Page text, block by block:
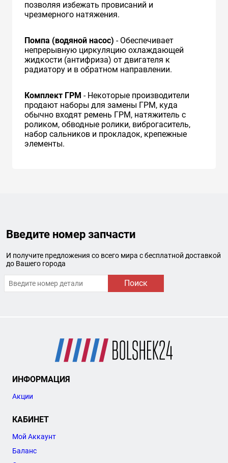
позволяя избежать провисаний и
чрезмерного натяжения.
Помпа (водяной насос) - Обеспечивает
непрерывную циркуляцию охлаждающей
жидкости (антифриза) от двигателя к
радиатору и в обратном направлении.
Комплект ГРМ - Некоторые производители
продают наборы для замены ГРМ, куда
обычно входят ремень ГРМ, натяжитель с
роликом, обводные ролики, виброгаситель,
набор сальников и прокладок, крепежные
элементы.
Введите номер запчасти
И получите предложения со всего мира с бесплатной доставкой
до Вашего города
Поиск
ИНФОРМАЦИЯ
Акции
КАБИНЕТ
Мой Аккаунт
Баланс